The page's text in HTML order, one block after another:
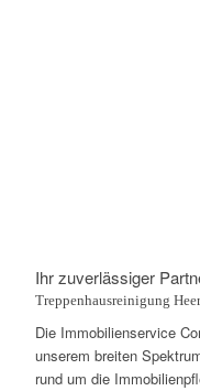
Ihr zuverlässiger
Treppenhausreinigung
Die Immobilienservice
unserem breiten
rund um die